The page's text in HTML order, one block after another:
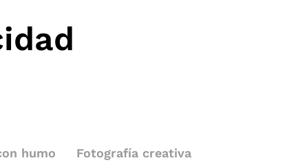
humo Fotografía creativa